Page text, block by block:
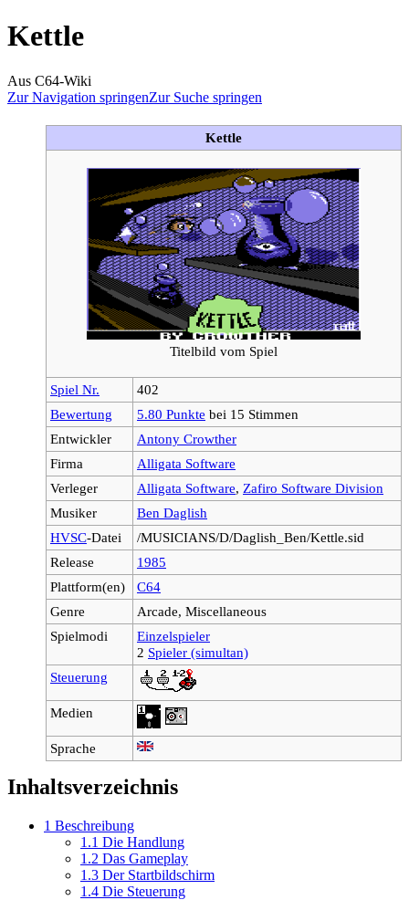
Kettle
Aus C64-Wiki
Zur Navigation springenZur Suche springen
Kettle
Titelbild vom Spiel
Spiel Nr.
402
Bewertung
5.80 Punkte bei 15 Stimmen
Entwickler
Antony Crowther
Firma
Alligata Software
Verleger
Alligata Software, Zafiro Software Division
Musiker
Ben Daglish
HVSC-Datei
/MUSICIANS/D/Daglish_Ben/Kettle.sid
Release
1985
Plattform(en)
C64
Genre
Arcade, Miscellaneous
Spielmodi
Einzelspieler
2 Spieler (simultan)
Steuerung
Medien
Sprache
Inhaltsverzeichnis
1 Beschreibung
1.1 Die Handlung
1.2 Das Gameplay
1.3 Der Startbildschirm
1.4 Die Steuerung